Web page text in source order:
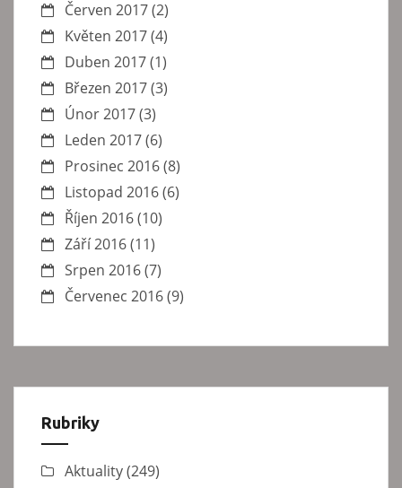
Červen 2017(2)
Květen 2017(4)
Duben 2017(1)
Březen 2017(3)
Únor 2017(3)
Leden 2017(6)
Prosinec 2016(8)
Listopad 2016(6)
Říjen 2016(10)
Září 2016(11)
Srpen 2016(7)
Červenec 2016(9)
Rubriky
Aktuality(249)